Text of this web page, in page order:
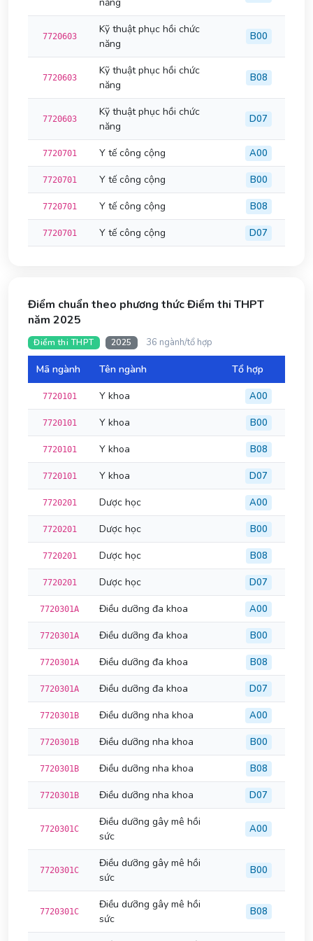
7720603
Kỹ thuật phục hồi chức
năng
B00
7720603
Kỹ thuật phục hồi chức
năng
B08
7720603
Kỹ thuật phục hồi chức
năng
D07
7720701 Y tế công cộng A00
7720701 Y tế công cộng B00
7720701 Y tế công cộng B08
7720701 Y tế công cộng D07
Điểm chuẩn theo phương thức Điểm thi THPT
năm 2025
Điểm thi THPT 2025 36 ngành/tổ hợp
Mã ngành Tên ngành Tổ hợp
7720101 Y khoa A00
7720101 Y khoa B00
7720101 Y khoa B08
7720101 Y khoa D07
7720201 Dược học A00
7720201 Dược học B00
7720201 Dược học B08
7720201 Dược học D07
7720301A Điều dưỡng đa khoa A00
7720301A Điều dưỡng đa khoa B00
7720301A Điều dưỡng đa khoa B08
7720301A Điều dưỡng đa khoa D07
7720301B Điều dưỡng nha khoa A00
7720301B Điều dưỡng nha khoa B00
7720301B Điều dưỡng nha khoa B08
7720301B Điều dưỡng nha khoa D07
7720301C
Điều dưỡng gây mê hồi
sức
A00
7720301C
Điều dưỡng gây mê hồi
sức
B00
7720301C
Điều dưỡng gây mê hồi
sức
B08